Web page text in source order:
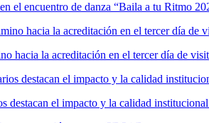
el encuentro de danza “Baila a tu Ritmo
hacia la acreditación en el tercer día de
destacan el impacto y la calidad